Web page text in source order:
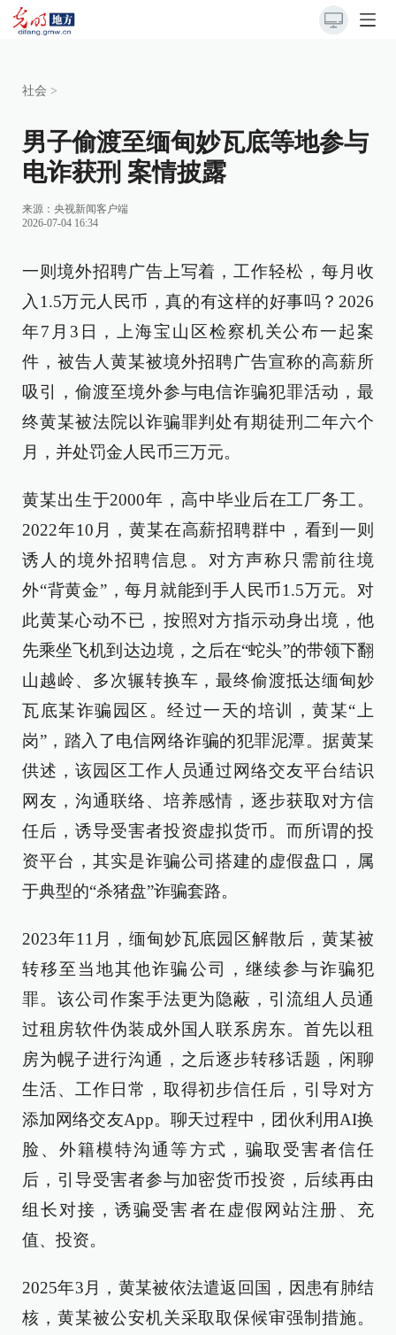
社会 >
男子偷渡至缅甸妙瓦底等地参与
电诈获刑 案情披露
来源： 央视新闻客户端
2026-07-04 16:34
一则境外招聘广告上写着，工作轻松，每月收
入1.5万元人民币，真的有这样的好事吗？2026
年7月3日，上海宝山区检察机关公布一起案
件，被告人黄某被境外招聘广告宣称的高薪所
吸引，偷渡至境外参与电信诈骗犯罪活动，最
终黄某被法院以诈骗罪判处有期徒刑二年六个
月，并处罚金人民币三万元。
黄某出生于2000年，高中毕业后在工厂务工。
2022年10月，黄某在高薪招聘群中，看到一则
诱人的境外招聘信息。对方声称只需前往境
外“背黄金”，每月就能到手人民币1.5万元。对
此黄某心动不已，按照对方指示动身出境，他
先乘坐飞机到达边境，之后在“蛇头”的带领下翻
山越岭、多次辗转换车，最终偷渡抵达缅甸妙
瓦底某诈骗园区。经过一天的培训，黄某“上
岗”，踏入了电信网络诈骗的犯罪泥潭。据黄某
供述，该园区工作人员通过网络交友平台结识
网友，沟通联络、培养感情，逐步获取对方信
任后，诱导受害者投资虚拟货币。而所谓的投
资平台，其实是诈骗公司搭建的虚假盘口，属
于典型的“杀猪盘”诈骗套路。
2023年11月，缅甸妙瓦底园区解散后，黄某被
转移至当地其他诈骗公司，继续参与诈骗犯
罪。该公司作案手法更为隐蔽，引流组人员通
过租房软件伪装成外国人联系房东。首先以租
房为幌子进行沟通，之后逐步转移话题，闲聊
生活、工作日常，取得初步信任后，引导对方
添加网络交友App。聊天过程中，团伙利用AI换
脸、外籍模特沟通等方式，骗取受害者信任
后，引导受害者参与加密货币投资，后续再由
组长对接，诱骗受害者在虚假网站注册、充
值、投资。
2025年3月，黄某被依法遣返回国，因患有肺结
核，黄某被公安机关采取取保候审强制措施。